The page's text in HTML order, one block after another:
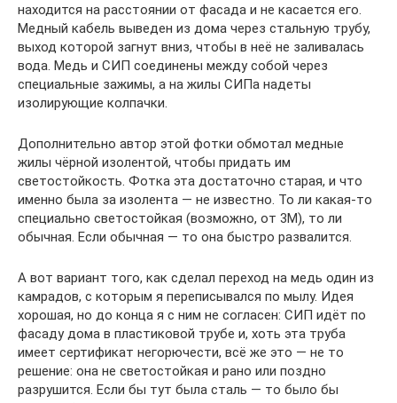
находится на расстоянии от фасада и не касается его.
Медный кабель выведен из дома через стальную трубу,
выход которой загнут вниз, чтобы в неё не заливалась
вода. Медь и СИП соединены между собой через
специальные зажимы, а на жилы СИПа надеты
изолирующие колпачки.
Дополнительно автор этой фотки обмотал медные
жилы чёрной изолентой, чтобы придать им
светостойкость. Фотка эта достаточно старая, и что
именно была за изолента — не известно. То ли какая-то
специально светостойкая (возможно, от 3М), то ли
обычная. Если обычная — то она быстро развалится.
А вот вариант того, как сделал переход на медь один из
камрадов, с которым я переписывался по мылу. Идея
хорошая, но до конца я с ним не согласен: СИП идёт по
фасаду дома в пластиковой трубе и, хоть эта труба
имеет сертификат негорючести, всё же это — не то
решение: она не светостойкая и рано или поздно
разрушится. Если бы тут была сталь — то было бы